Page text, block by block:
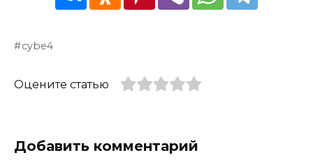
cybe4
Оцените статью
Добавить комментарий